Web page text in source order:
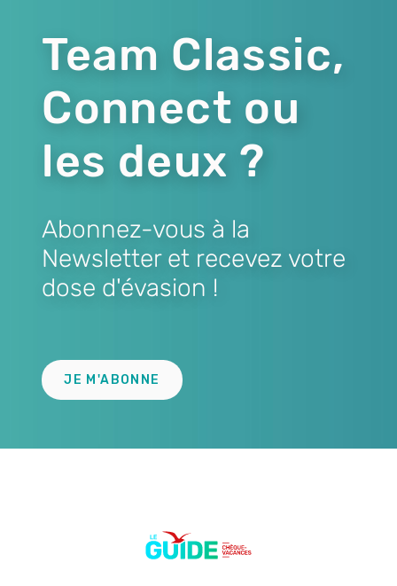
Team Classic,
Connect ou
les deux ?
Abonnez-vous à la
Newsletter et recevez votre
dose d'évasion !
JE M'ABONNE